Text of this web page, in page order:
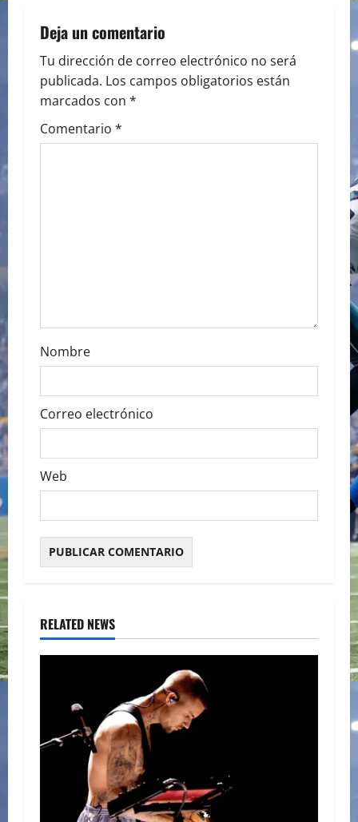
a
v
i
g
Deja un comentario
Tu dirección de correo electrónico no será
publicada. Los campos obligatorios están
marcados con *
Comentario *
Nombre
Correo electrónico
Web
RELATED NEWS